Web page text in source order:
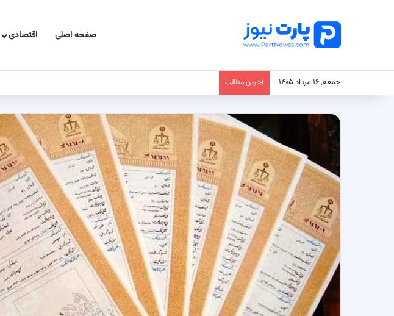
صفحه اصلی اقتصادی
جمعه, ۱۶ مرداد ۱۴۰۵ آخرین مطالب